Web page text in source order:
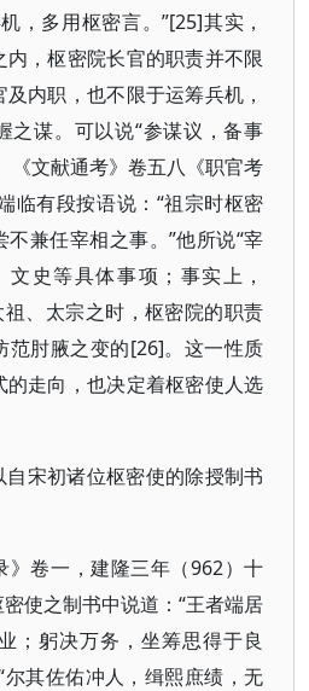
，多用枢密言。”[25]其实，
，枢密院长官的职责并不限
内职，也不限于运筹兵机，
之谋。可以说“参谋议，备事
《文献通考》卷五八《职官考
临有段按语说：“祖宗时枢密
兼任宰相之事。”他所说“宰
史等具体事项；事实上，
祖、太宗之时，枢密院的职责
范肘腋之变的[26]。这一性质
走向，也决定着枢密使人选
宋初诸位枢密使的除授制书
》卷一，建隆三年（962）十
使之制书中说道：“王者端居
；躬决万务，坐筹思得于良
尔其佐佑冲人，缉熙庶绩，无